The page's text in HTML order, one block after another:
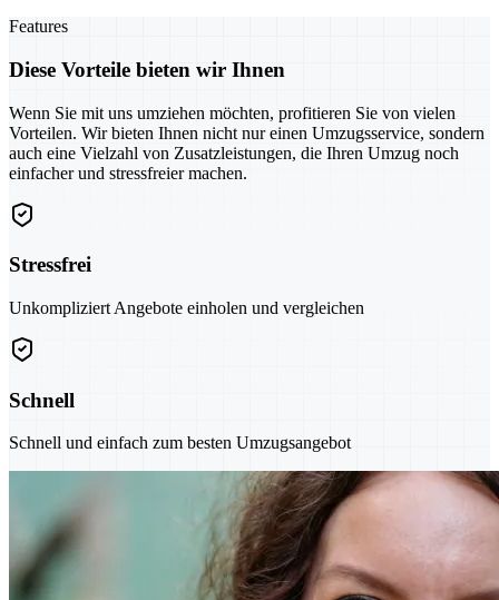
Features
Diese Vorteile bieten wir Ihnen
Wenn Sie mit uns umziehen möchten, profitieren Sie von vielen
Vorteilen. Wir bieten Ihnen nicht nur einen Umzugsservice, sondern
auch eine Vielzahl von Zusatzleistungen, die Ihren Umzug noch
einfacher und stressfreier machen.
Stressfrei
Unkompliziert Angebote einholen und vergleichen
Schnell
Schnell und einfach zum besten Umzugsangebot